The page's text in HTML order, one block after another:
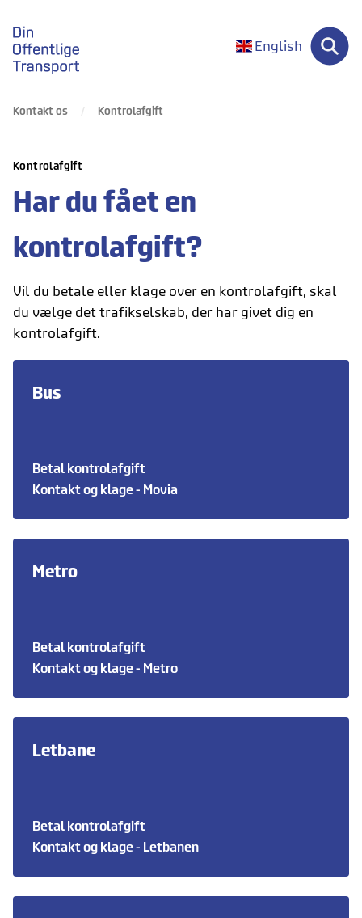
gå til forsiden
English
Kontakt os Kontrolafgift
Kontrolafgift
Har du fået en
kontrolafgift?
Vil du betale eller klage over en kontrolafgift, skal
du vælge det trafikselskab, der har givet dig en
kontrolafgift.
Bus
Betal kontrolafgift
Kontakt og klage - Movia
Metro
Betal kontrolafgift
Kontakt og klage - Metro
Letbane
Betal kontrolafgift
Kontakt og klage - Letbanen